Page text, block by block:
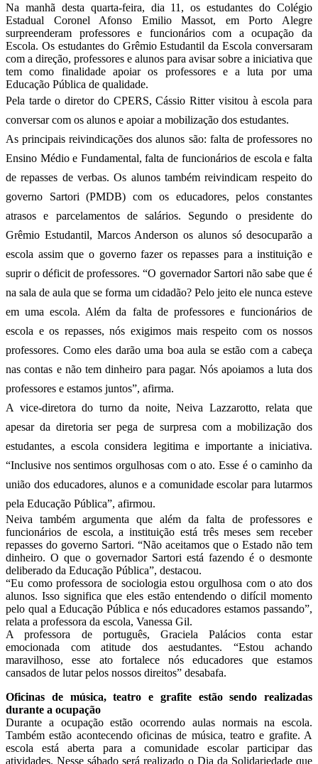
Na manhã desta quarta-feira, dia 11, os estudantes do Colégio
Estadual Coronel Afonso Emilio Massot, em Porto Alegre
surpreenderam professores e funcionários com a ocupação da
Escola. Os estudantes do Grêmio Estudantil da Escola conversaram
com a direção, professores e alunos para avisar sobre a iniciativa que
tem como finalidade apoiar os professores e a luta por uma
Educação Pública de qualidade.
Pela tarde o diretor do CPERS, Cássio Ritter visitou à escola para
conversar com os alunos e apoiar a mobilização dos estudantes.
As principais reivindicações dos alunos são: falta de professores no
Ensino Médio e Fundamental, falta de funcionários de escola e falta
de repasses de verbas. Os alunos também reivindicam respeito do
governo Sartori (PMDB) com os educadores, pelos constantes
atrasos e parcelamentos de salários. Segundo o presidente do
Grêmio Estudantil, Marcos Anderson os alunos só desocuparão a
escola assim que o governo fazer os repasses para a instituição e
suprir o déficit de professores. “O governador Sartori não sabe que é
na sala de aula que se forma um cidadão? Pelo jeito ele nunca esteve
em uma escola. Além da falta de professores e funcionários de
escola e os repasses, nós exigimos mais respeito com os nossos
professores. Como eles darão uma boa aula se estão com a cabeça
nas contas e não tem dinheiro para pagar. Nós apoiamos a luta dos
professores e estamos juntos”, afirma.
A vice-diretora do turno da noite, Neiva Lazzarotto, relata que
apesar da diretoria ser pega de surpresa com a mobilização dos
estudantes, a escola considera legitima e importante a iniciativa.
“Inclusive nos sentimos orgulhosas com o ato. Esse é o caminho da
união dos educadores, alunos e a comunidade escolar para lutarmos
pela Educação Pública”, afirmou.
Neiva também argumenta que além da falta de professores e
funcionários de escola, a instituição está três meses sem receber
repasses do governo Sartori. “Não aceitamos que o Estado não tem
dinheiro. O que o governador Sartori está fazendo é o desmonte
deliberado da Educação Pública”, destacou.
“Eu como professora de sociologia estou orgulhosa com o ato dos
alunos. Isso significa que eles estão entendendo o difícil momento
pelo qual a Educação Pública e nós educadores estamos passando”,
relata a professora da escola, Vanessa Gil.
A professora de português, Graciela Palácios conta estar
emocionada com atitude dos aestudantes. “Estou achando
maravilhoso, esse ato fortalece nós educadores que estamos
cansados de lutar pelos nossos direitos” desabafa.
Oficinas de música, teatro e grafite estão sendo realizadas
durante a ocupação
Durante a ocupação estão ocorrendo aulas normais na escola.
Também estão acontecendo oficinas de música, teatro e grafite. A
escola está aberta para a comunidade escolar participar das
atividades. Nesse sábado será realizado o Dia da Solidariedade que